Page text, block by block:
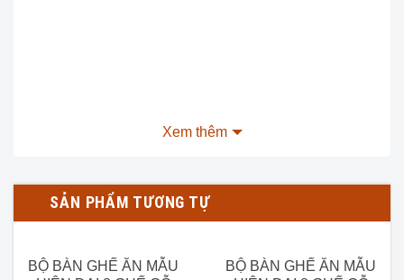
Bộ sản phẩm mang phong cách tân cổ điển mà vẫn giữ
Ghế Gỗ Hương Đá :
Xem thêm
SẢN PHẨM TƯƠNG TỰ
BỘ BÀN GHẾ ĂN MẪU
BỘ BÀN GHẾ ĂN MẪU